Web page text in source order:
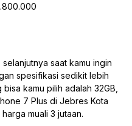
saat kamu ingin
spesifikasi sedikit lebih
kamu pilih adalah 32GB,
7 Plus di Jebres Kota
muali 3 jutaan.